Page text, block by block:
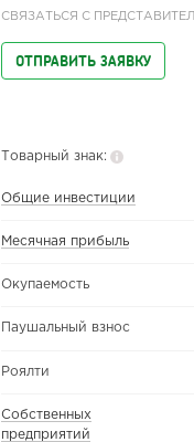
СВЯЗАТЬСЯ С
ОТПРАВИТЬ ЗАЯВКУ
Товарный знак:
Общие инвестиции
Месячная прибыль
Окупаемость
Паушальный взнос
Роялти
Собственных
предприятий